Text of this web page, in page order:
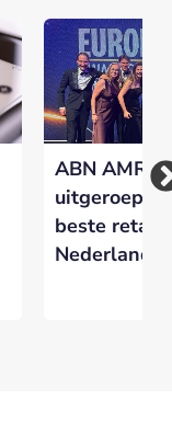
ABN AMRO
uitgeroepen
beste
Nederland